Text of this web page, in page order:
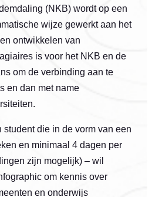
(NKB) wordt op een
wijze gewerkt aan het
ontwikkelen van
is voor het NKB en de
om de verbinding aan te
en dan met name
student die in de vorm van een
en minimaal 4 dagen per
zijn mogelijk) – wil
om kennis over
en onderwijs